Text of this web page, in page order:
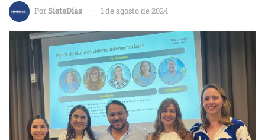
PorSieteDías 1 de agosto de 2024